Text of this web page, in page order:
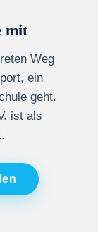
mit
Weg
ein
geht.
ist als